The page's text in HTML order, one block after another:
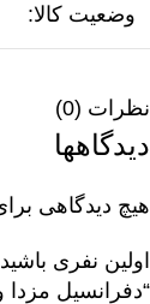
وضعیت کالا:
نظرات (0)
دیدگاهها
هیچ دیدگاهی
اولین نفری
“دفرانسیل مزدا وانت 2000